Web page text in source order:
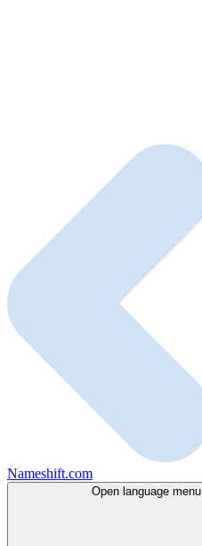
Nameshift.com
Open language menu